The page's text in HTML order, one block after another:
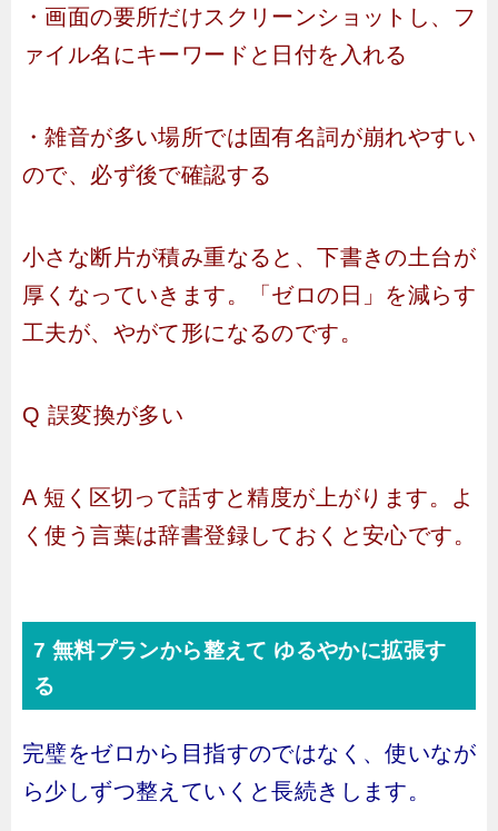
・画面の要所だけスクリーンショットし、フ
ァイル名にキーワードと日付を入れる
・雑音が多い場所では固有名詞が崩れやすい
ので、必ず後で確認する
小さな断片が積み重なると、下書きの土台が
厚くなっていきます。「ゼロの日」を減らす
工夫が、やがて形になるのです。
Q 誤変換が多い
A 短く区切って話すと精度が上がります。よ
く使う言葉は辞書登録しておくと安心です。
7 無料プランから整えて ゆるやかに拡張す
る
完璧をゼロから目指すのではなく、使いなが
ら少しずつ整えていくと長続きします。